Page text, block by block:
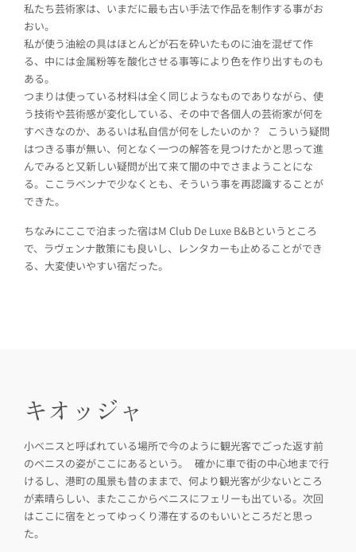
私たち芸術家は、いまだに最も古い手法で作品を制作する事がお
おい。
私が使う油絵の具はほとんどが石を砕いたものに油を混ぜて作
る、中には金属粉等を酸化させる事等により色を作り出すものも
ある。
つまりは使っている材料は全く同じようなものでありながら、使
う技術や芸術感が変化している、その中で各個人の芸術家が何を
すべきなのか、あるいは私自信が何をしたいのか？ こういう疑問
はつきる事が無い、何となく一つの解答を見つけたかと思って進
んでみると又新しい疑問が出て来て闇の中でさまようことにな
る。ここラベンナで少なくとも、そういう事を再認識することが
できた。
ちなみにここで泊まった宿はM Club De Luxe B&Bというところ
で、ラヴェンナ散策にも良いし、レンタカーも止めることができ
る、大変使いやすい宿だった。
キオッジャ
小ベニスと呼ばれている場所で今のように観光客でごった返す前
のベニスの姿がここにあるという。 確かに車で街の中心地まで行
けるし、港町の風景も昔のままで、何より観光客が少ないところ
が素晴らしい、またここからベニスにフェリーも出ている。次回
はここに宿をとってゆっくり滞在するのもいいところだと思っ
た。